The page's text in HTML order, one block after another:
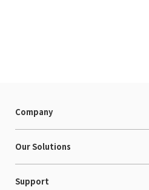
Company
About us
カルチャー
採用情報
Our Solutions
越境ECコンサルティング
Support